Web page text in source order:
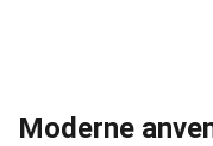
Moderne